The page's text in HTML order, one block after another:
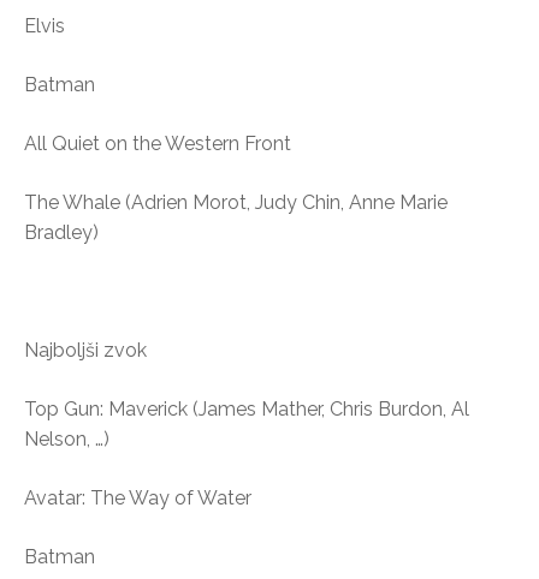
Elvis
Batman
All Quiet on the Western Front
The Whale (Adrien Morot, Judy Chin, Anne Marie
Bradley)
Najboljši zvok
Top Gun: Maverick (James Mather, Chris Burdon, Al
Nelson, …)
Avatar: The Way of Water
Batman